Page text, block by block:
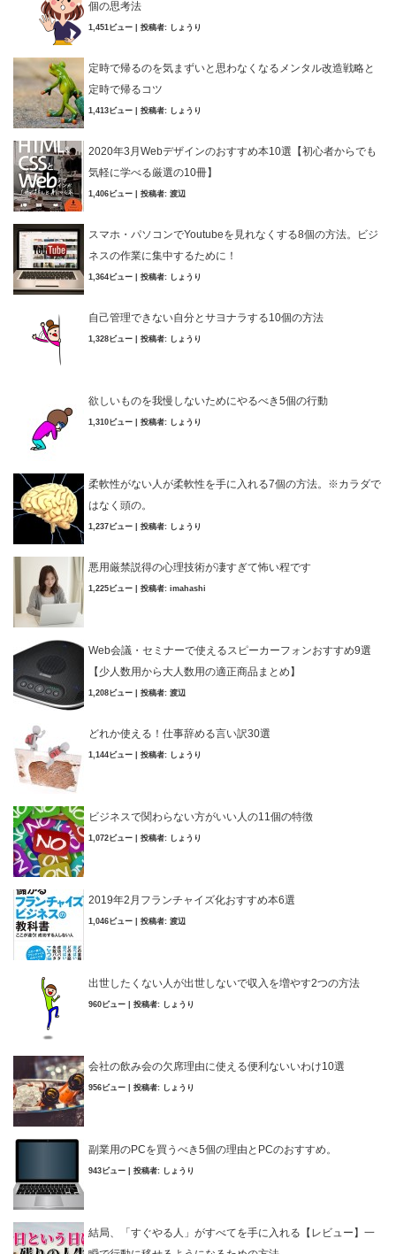
個の思考法
1,451ビュー 投稿者: しょうり
定時で帰るのを気まずいと思わなくなるメンタル改造戦略と
定時で帰るコツ
1,413ビュー 投稿者: しょうり
2020年3月Webデザインのおすすめ本10選【初心者からでも
気軽に学べる厳選の10冊】
1,406ビュー 投稿者: 渡辺
スマホ・パソコンでYoutubeを見れなくする8個の方法。ビジ
ネスの作業に集中するために！
1,364ビュー 投稿者: しょうり
自己管理できない自分とサヨナラする10個の方法
1,328ビュー 投稿者: しょうり
欲しいものを我慢しないためにやるべき5個の行動
1,310ビュー 投稿者: しょうり
柔軟性がない人が柔軟性を手に入れる7個の方法。※カラダで
はなく頭の。
1,237ビュー 投稿者: しょうり
悪用厳禁説得の心理技術が凄すぎて怖い程です
1,225ビュー 投稿者: imahashi
Web会議・セミナーで使えるスピーカーフォンおすすめ9選
【少人数用から大人数用の適正商品まとめ】
1,208ビュー 投稿者: 渡辺
どれか使える！仕事辞める言い訳30選
1,144ビュー 投稿者: しょうり
ビジネスで関わらない方がいい人の11個の特徴
1,072ビュー 投稿者: しょうり
2019年2月フランチャイズ化おすすめ本6選
1,046ビュー 投稿者: 渡辺
出世したくない人が出世しないで収入を増やす2つの方法
960ビュー 投稿者: しょうり
会社の飲み会の欠席理由に使える便利ないいわけ10選
956ビュー 投稿者: しょうり
副業用のPCを買うべき5個の理由とPCのおすすめ。
943ビュー 投稿者: しょうり
結局、「すぐやる人」がすべてを手に入れる【レビュー】一